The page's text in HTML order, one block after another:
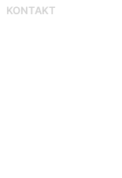
KONTAKT